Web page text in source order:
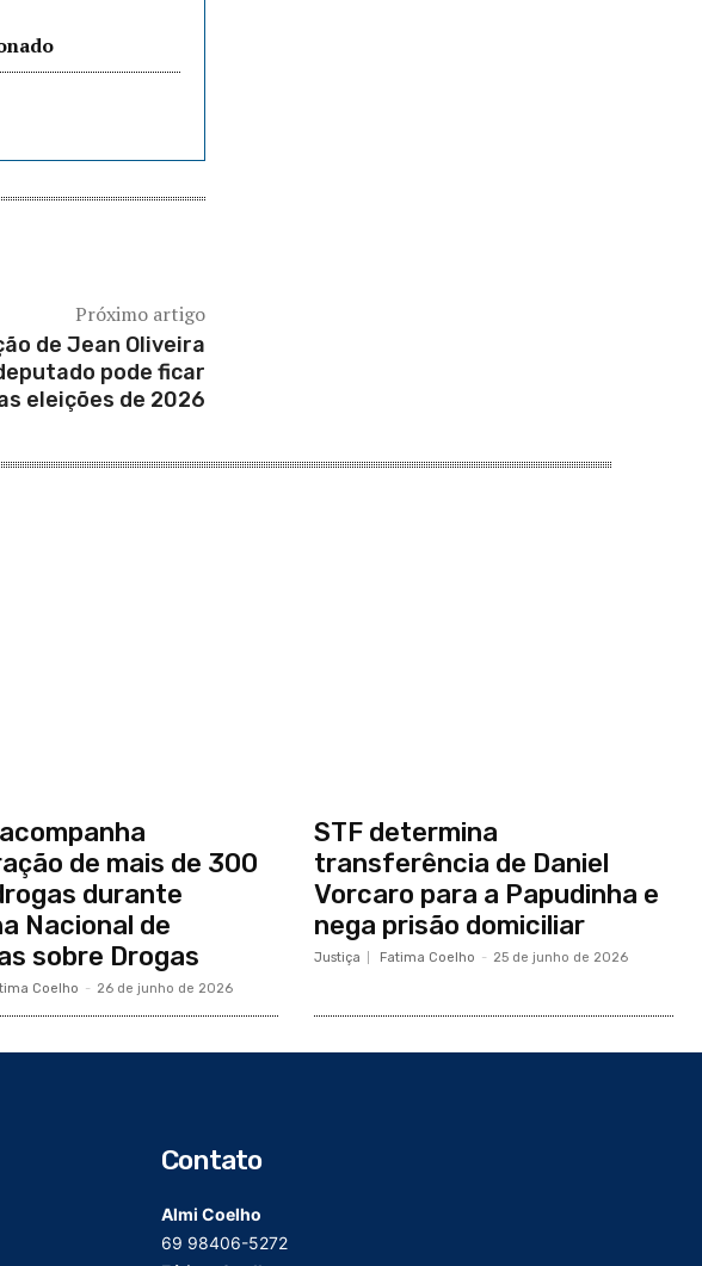
Próximo artigo
de Jean Oliveira
pode ficar
eleições de 2026
de mais de 300
durante
Nacional de
sobre Drogas
Coelho - 26 de junho de 2026
STF determina
transferência de Daniel
Vorcaro para a Papudinha e
nega prisão domiciliar
Justiça Fatima Coelho - 25 de junho de 2026
Contato
Almi Coelho
69 98406-5272